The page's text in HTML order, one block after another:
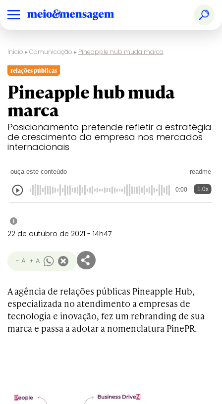
Início ▸Comunicação ▸ Pineapple hub muda marca
relações públicas
Pineapple hub muda
marca
Posicionamento pretende refletir a estratégia
de crescimento da empresa nos mercados
internacionais
ouça este conteúdo readme
0:00 1.0x
i
22 de outubro de 2021 - 14h47
- A + A
A agência de relações públicas Pineapple Hub,
especializada no atendimento a empresas de
tecnologia e inovação, fez um rebranding de sua
marca e passa a adotar a nomenclatura PinePR.